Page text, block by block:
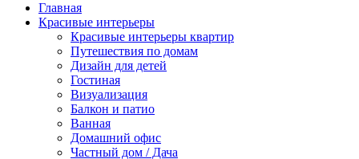
Главная
Красивые интерьеры
Красивые интерьеры квартир
Путешествия по домам
Дизайн для детей
Гостиная
Визуализация
Балкон и патио
Ванная
Домашний офис
Частный дом / Дача